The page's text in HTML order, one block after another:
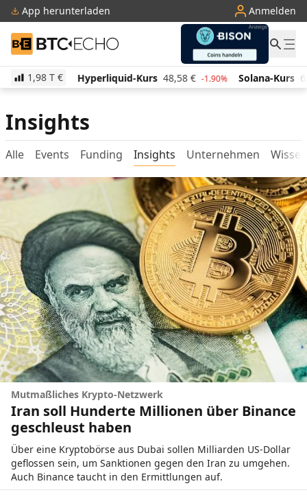
App herunterladen Anmelden
BTC-ECHO
1,98 T €
€ -1.60% Hyperliquid-Kurs 48,58 € -1.90% Solana-Kurs 63,09
Insights
Alle Events Funding Insights Unternehmen Wissen
Mutmaßliches Krypto-Netzwerk
Iran soll Hunderte Millionen über Binance
geschleust haben
Über eine Kryptobörse aus Dubai sollen Milliarden US-Dollar
geflossen sein, um Sanktionen gegen den Iran zu umgehen.
Auch Binance taucht in den Ermittlungen auf.